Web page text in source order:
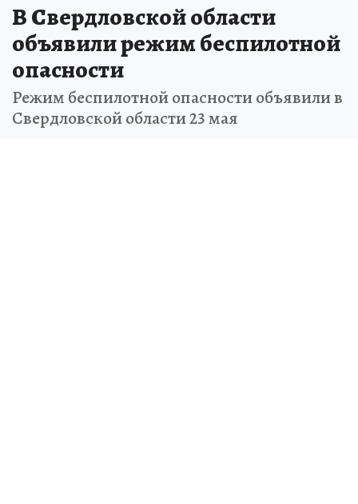
В Свердловской области
объявили режим беспилотной
опасности
Режим беспилотной опасности объявили в
Свердловской области 23 мая